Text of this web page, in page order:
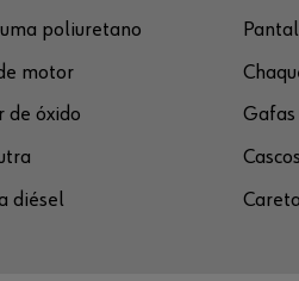
poliuretano
motor
de óxido
diésel